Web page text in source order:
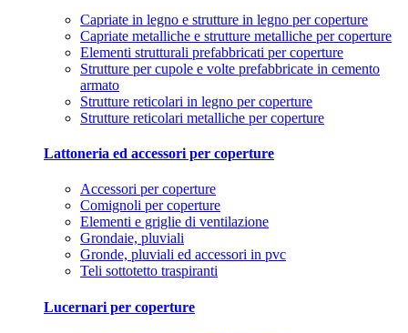
Capriate in legno e strutture in legno per coperture
Capriate metalliche e strutture metalliche per coperture
Elementi strutturali prefabbricati per coperture
Strutture per cupole e volte prefabbricate in cemento
armato
Strutture reticolari in legno per coperture
Strutture reticolari metalliche per coperture
Lattoneria ed accessori per coperture
Accessori per coperture
Comignoli per coperture
Elementi e griglie di ventilazione
Grondaie, pluviali
Gronde, pluviali ed accessori in pvc
Teli sottotetto traspiranti
Lucernari per coperture